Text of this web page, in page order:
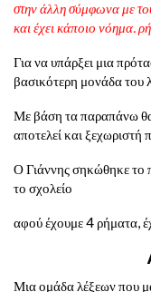
στην άλλη σύμφωνα με
και έχει κάποιο νόημα.
Για να υπάρξει μια
βασικότερη μονάδα του
Με βάση τα παραπάνω
αποτελεί και
Ο Γιάννης σηκώθηκε το
το σχολείο
αφού έχουμε 4 ρήματα,
Μια ομάδα λέξεων που